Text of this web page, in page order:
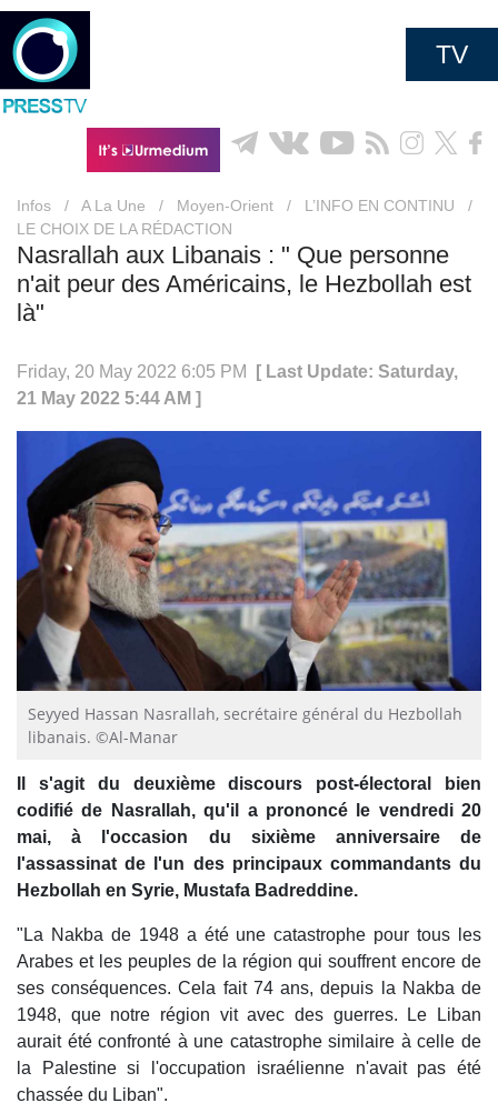
TV
Infos / A La Une / Moyen-Orient / L’INFO EN CONTINU
/
LE CHOIX DE LA RÉDACTION
Nasrallah aux Libanais : " Que personne
n'ait peur des Américains, le Hezbollah est
là"
Friday, 20 May 2022 6:05 PM
[ Last Update: Saturday,
21 May 2022 5:44 AM ]
Seyyed Hassan Nasrallah, secrétaire général du Hezbollah
libanais. ©Al-Manar
Il s'agit du deuxième discours post-électoral bien
codifié de Nasrallah, qu'il a prononcé le vendredi 20
mai, à l'occasion du sixième anniversaire de
l'assassinat de l'un des principaux commandants du
Hezbollah en Syrie, Mustafa Badreddine.
"La Nakba de 1948 a été une catastrophe pour tous les
Arabes et les peuples de la région qui souffrent encore de
ses conséquences. Cela fait 74 ans, depuis la Nakba de
1948, que notre région vit avec des guerres. Le Liban
aurait été confronté à une catastrophe similaire à celle de
la Palestine si l'occupation israélienne n'avait pas été
chassée du Liban".